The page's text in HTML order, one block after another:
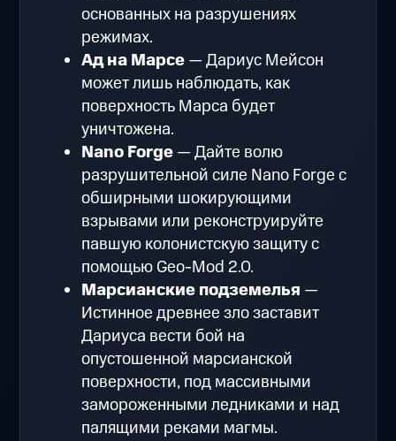
основанных на разрушениях
режимах.
Ад на Марсе— Дариус Мейсон
может лишь наблюдать, как
поверхность Марса будет
уничтожена.
Nano Forge— Дайте волю
разрушительной силе Nano Forge с
обширными шокирующими
взрывами или реконструируйте
павшую колонистскую защиту с
помощью Geo-Mod 2.0.
Марсианские подземелья —
Истинное древнее зло заставит
Дариуса вести бой на
опустошенной марсианской
поверхности, под массивными
замороженными ледниками и над
палящими реками магмы.